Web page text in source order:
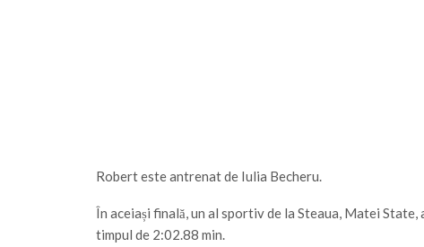
Robert este antrenat de Iulia Becheru.
În aceiași finală, un al sportiv de la Steaua, Matei
timpul de 2:02.88 min.